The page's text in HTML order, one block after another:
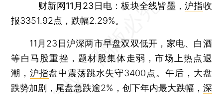
财新网11月23日电 ：板块全线皆墨，沪指收
报3351.92点，跌幅2.29%。
11月23日沪深两市早盘双双低开，家电、白酒
等白马股重挫，题材股集体走弱，市场上热点退
潮，沪指盘中震荡跳水失守3400点。午后，大盘
跌势加剧，尾盘急跌逾2%，创下年内最大跌幅， 深